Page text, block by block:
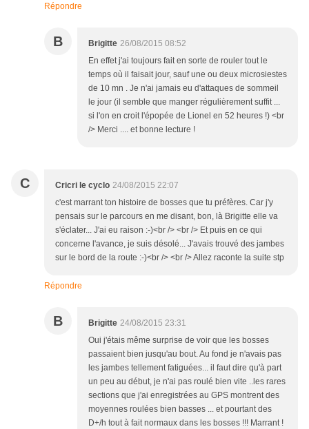
Répondre
B Brigitte 26/08/2015 08:52
En effet j'ai toujours fait en sorte de rouler tout le
temps où il faisait jour, sauf une ou deux microsiestes
de 10 mn . Je n'ai jamais eu d'attaques de sommeil
le jour (il semble que manger régulièrement suffit ...
si l'on en croit l'épopée de Lionel en 52 heures !) <br
/> Merci .... et bonne lecture !
C Cricri le cyclo 24/08/2015 22:07
c'est marrant ton histoire de bosses que tu préfères. Car j'y
pensais sur le parcours en me disant, bon, là Brigitte elle va
s'éclater... J'ai eu raison :-)<br /> <br /> Et puis en ce qui
concerne l'avance, je suis désolé... J'avais trouvé des jambes
sur le bord de la route :-)<br /> <br /> Allez raconte la suite stp
Répondre
B Brigitte 24/08/2015 23:31
Oui j'étais même surprise de voir que les bosses
passaient bien jusqu'au bout. Au fond je n'avais pas
les jambes tellement fatiguées... il faut dire qu'à part
un peu au début, je n'ai pas roulé bien vite ..les rares
sections que j'ai enregistrées au GPS montrent des
moyennes roulées bien basses ... et pourtant des
D+/h tout à fait normaux dans les bosses !!! Marrant !